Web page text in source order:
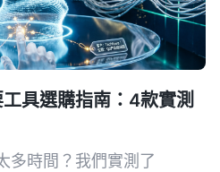
具選購指南：4款實測
多時間？我們實測了